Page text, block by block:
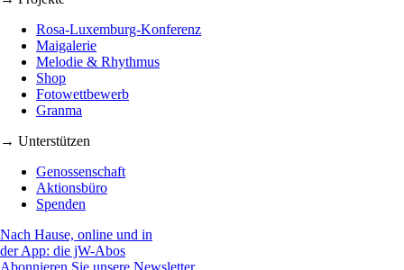
Rosa-Luxemburg-Konferenz
Maigalerie
Melodie & Rhythmus
Shop
Fotowettbewerb
Granma
→ Unterstützen
Genossenschaft
Aktionsbüro
Spenden
Nach Hause, online und in
der App: die jW-Abos
Abonnieren Sie unsere Newsletter